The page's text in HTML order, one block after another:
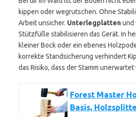
kippen oder wegrutschen. Ohne
Arbeit unsicher. Unterlegplattenund
Stützfüße stabilisieren das Gerät. In
kleiner Bock oder ein ebenes
korrekte Standsicherung verhindert
das Risiko, dass der Stamm
Forest Master
Basis,